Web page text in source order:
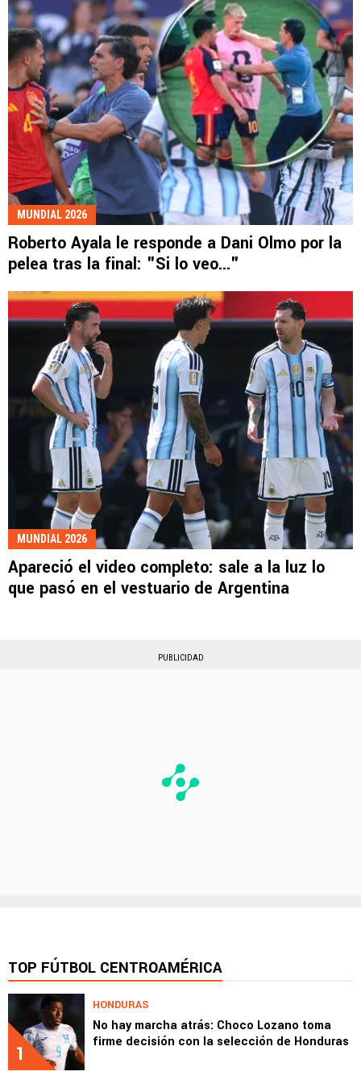
MUNDIAL 2026
Roberto Ayala le responde a Dani Olmo por la
pelea tras la final: "Si lo veo..."
MUNDIAL 2026
Apareció el video completo: sale a la luz lo
que pasó en el vestuario de Argentina
PUBLICIDAD
TOP FÚTBOL CENTROAMÉRICA
1
HONDURAS
No hay marcha atrás: Choco Lozano toma
firme decisión con la selección de Honduras